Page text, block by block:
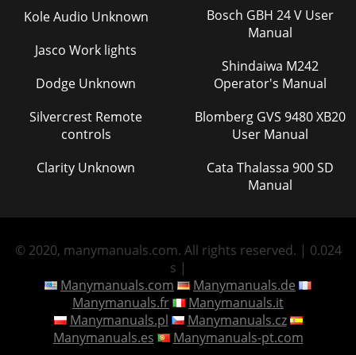
Kole Audio Unknown
Jasco Work lights
Dodge Unknown
Silvercrest Remote
controls
Clarity Unknown
Bosch GBH 24 V User
Manual
Shindaiwa M242
Operator's Manual
Blomberg GVS 9480 XB20
User Manual
Cata Thalassa 900 SD
Manual
© 2020, manymanuals.com. All rights reserved. | 0.024
s |
Manymanuals.com
Manymanuals.de
Manymanuals.fr
Manymanuals.it
Manymanuals.pl
Manymanuals.cz
Manymanuals.es
Manymanuals-pt.com